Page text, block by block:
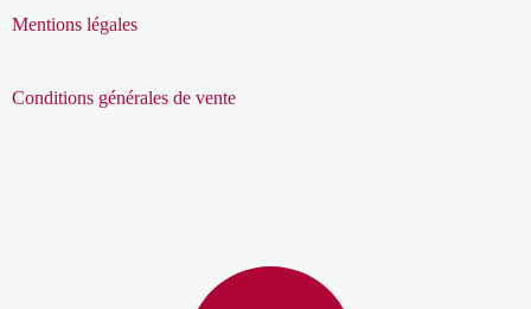
Mentions légales
Conditions générales de vente